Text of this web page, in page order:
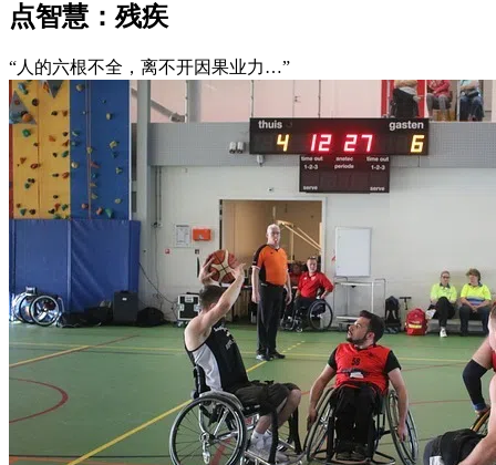
点智慧：残疾
“人的六根不全，离不开因果业力…”